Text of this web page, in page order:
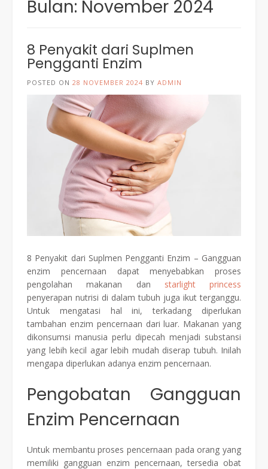
Bulan: November 2024
8 Penyakit dari Suplmen
Pengganti Enzim
POSTED ON 28 NOVEMBER 2024 BY ADMIN
8 Penyakit dari Suplmen Pengganti Enzim – Gangguan
enzim pencernaan dapat menyebabkan proses
pengolahan makanan dan starlight princess
penyerapan nutrisi di dalam tubuh juga ikut terganggu.
Untuk mengatasi hal ini, terkadang diperlukan
tambahan enzim pencernaan dari luar. Makanan yang
dikonsumsi manusia perlu dipecah menjadi substansi
yang lebih kecil agar lebih mudah diserap tubuh. Inilah
mengapa diperlukan adanya enzim pencernaan.
Pengobatan Gangguan
Enzim Pencernaan
Untuk membantu proses pencernaan pada orang yang
memiliki gangguan enzim pencernaan, tersedia obat